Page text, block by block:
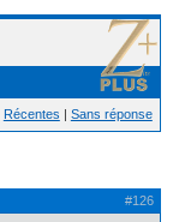
Récentes | Sans réponse
#126